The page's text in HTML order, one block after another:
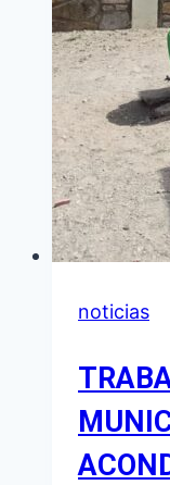
noticias